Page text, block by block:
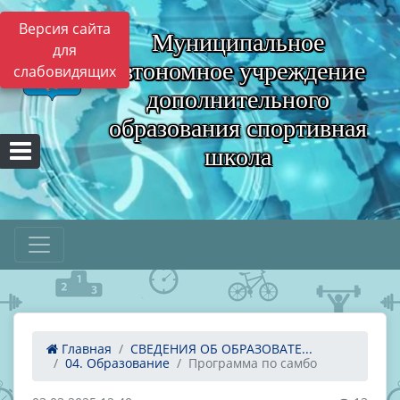
Версия сайта
для
слабовидящих
Муниципальное
автономное учреждение
дополнительного
образования спортивная
школа
Главная
СВЕДЕНИЯ ОБ ОБРАЗОВАТЕ...
04. Образование
Программа по самбо